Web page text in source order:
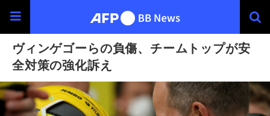
ヴィンゲゴーらの負傷、チームトップが安
全対策の強化訴え